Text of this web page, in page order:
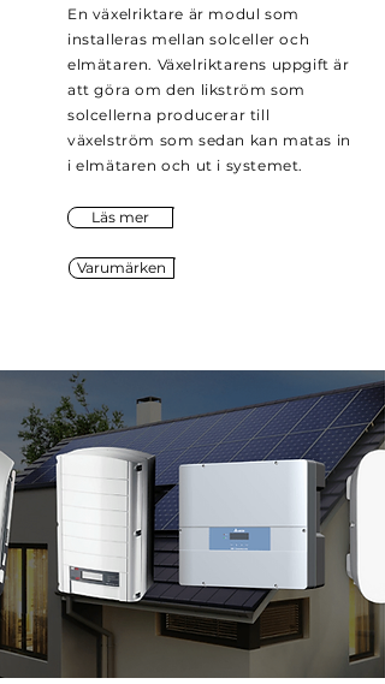
En växelriktare är modul som
installeras mellan solceller och
elmätaren. Växelriktarens uppgift är
att göra om den likström som
solcellerna producerar till
växelström som sedan kan matas in
i elmätaren och ut i systemet.
Läs mer
Varumärken